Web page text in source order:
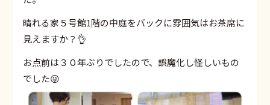
晴れる家５号館1階の中庭をバックに雰囲気はお茶席に
見えますか？👌
お点前は３０年ぶりでしたので、誤魔化し怪しいもの
でした😜